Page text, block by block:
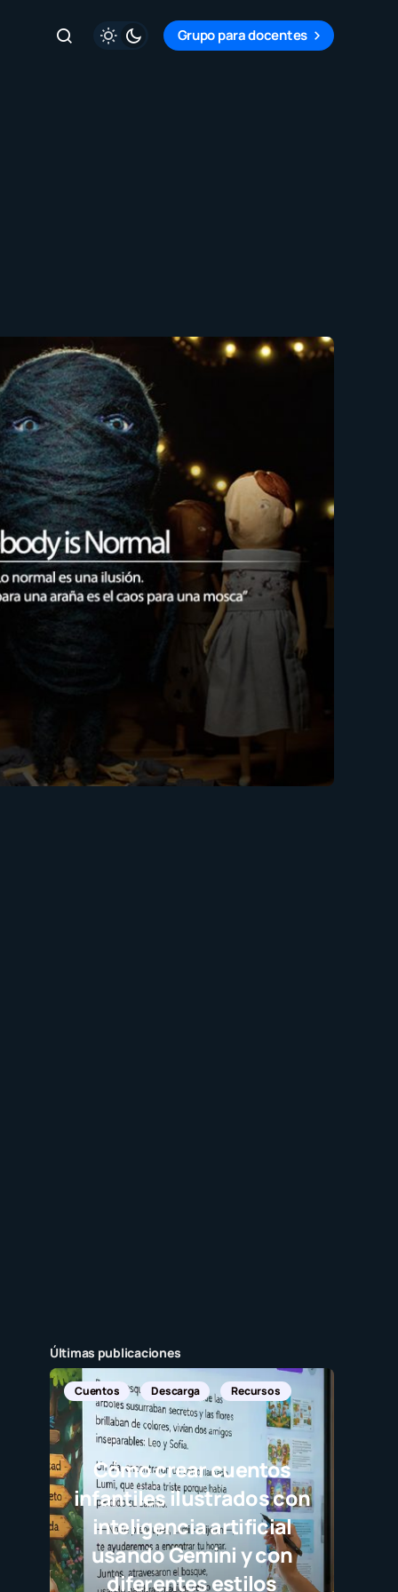
Grupo para docentes
Últimas publicaciones
Noticias Internacionales
Javier Bardem
selección
destaca el juego